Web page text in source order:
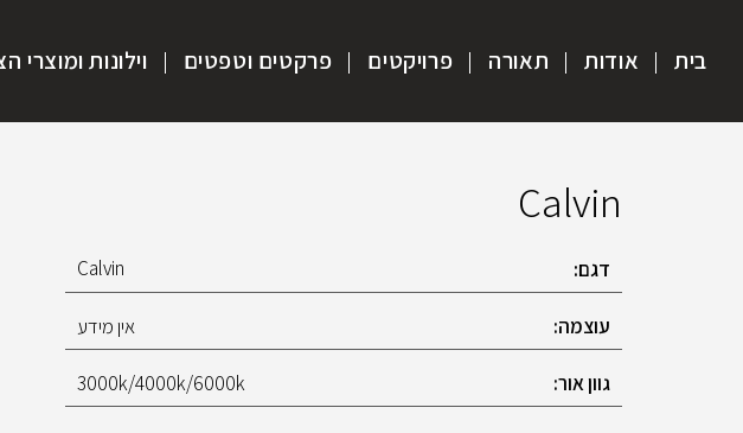
בית אודות תאורה פרויקטים פרקטים וטפטים וילונות ומוצרי
Calvin
דגם: Calvin
עוצמה: אין מידע
גוון אור: 3000k/4000k/6000k